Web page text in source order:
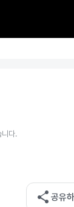
니다.
share 공유